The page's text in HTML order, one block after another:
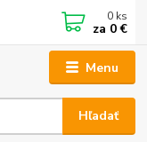
Menu
Hľadať
0 ks
za 0 €